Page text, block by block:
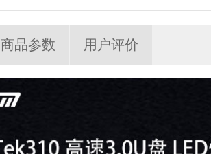
商品参数 用户评价